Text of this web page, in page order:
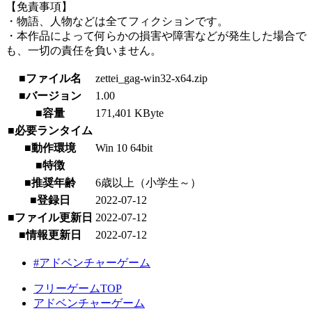
【免責事項】
・物語、人物などは全てフィクションです。
・本作品によって何らかの損害や障害などが発生した場合で
も、一切の責任を負いません。
■ファイル名
zettei_gag-win32-x64.zip
■バージョン
1.00
■容量
171,401 KByte
■必要ランタイム
■動作環境
Win 10 64bit
■特徴
■推奨年齢
6歳以上（小学生～）
■登録日
2022-07-12
■ファイル更新日 2022-07-12
■情報更新日
2022-07-12
#アドベンチャーゲーム
フリーゲームTOP
アドベンチャーゲーム